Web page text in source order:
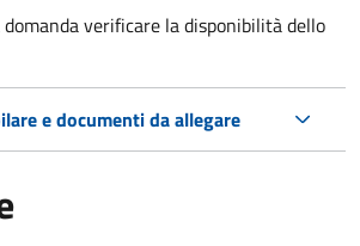
verificare la disponibilità dello
e documenti da allegare